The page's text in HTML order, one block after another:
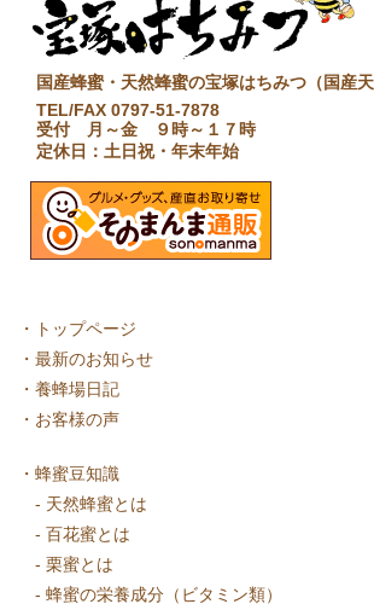
国産蜂蜜・天然蜂蜜の宝塚はちみつ（国産天
TEL/FAX 0797-51-7878
受付 月～金 ９時～１７時
定休日：土日祝・年末年始
・
トップページ
・ 最新のお知らせ
・ 養蜂場日記
・ お客様の声
・ 蜂蜜豆知識
- 天然蜂蜜とは
- 百花蜜とは
- 栗蜜とは
- 蜂蜜の栄養成分（ビタミン類）